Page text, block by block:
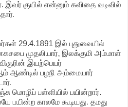
குயில் என்னும் கவிதை வடிவில்
29.4.1891 இல் புதுவையில்
முதலியார், இலக்குமி அம்மாள்
இயற்பெயர்
ஆண்டில் பழநி அம்மையார்
மொழிப் பள்ளியில் பயின்றார்.
பயின்ற காலமே கூடியது. தமது